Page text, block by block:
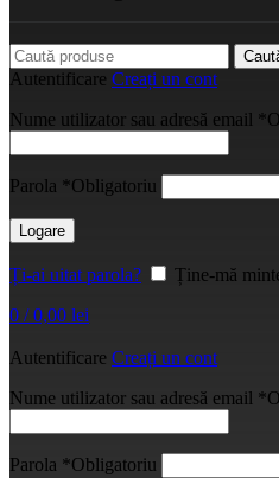
Autentificare Creați un cont
Nume utilizator sau adresă email *
Parola *Obligatoriu
Logare
Ți-ai uitat parola?
Ține-mă
0 / 0,00 lei
Autentificare Creați un cont
Nume utilizator sau adresă email *
Parola *Obligatoriu